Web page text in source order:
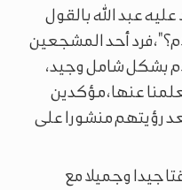
عبد الله بالقول
فرد أحد المشجعين
بشكل شامل وجيد،
عنها، مؤكدين
رؤيتهم منشورا على
جيدا وجميلا مع